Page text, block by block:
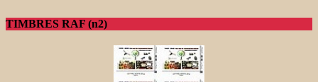
TIMBRES RAF (n2)